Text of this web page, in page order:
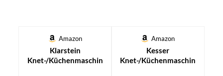
Amazon
Klarstein
Knet-/Küchenmaschin
Amazon
Kesser
Knet-/Küchenmaschin